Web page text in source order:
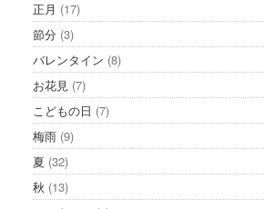
正月 (17)
節分 (3)
バレンタイン (8)
お花見 (7)
こどもの日 (7)
梅雨 (9)
夏 (32)
秋 (13)